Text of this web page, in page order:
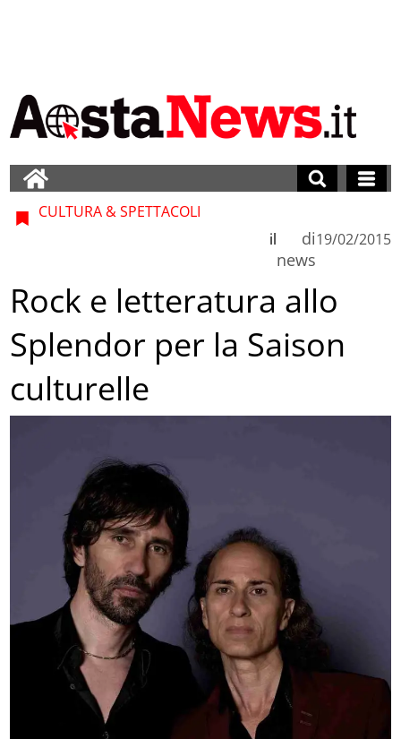
CULTURA & SPETTACOLI
di
news
il 19/02/2015
Rock e letteratura allo
Splendor per la Saison
culturelle